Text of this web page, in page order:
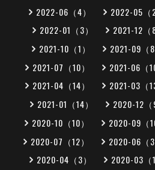
2022-06（4）
2022-05（2
2022-01（3）
2021-12（8
2021-10（1）
2021-09（8
2021-07（10）
2021-06（
2021-04（14）
2021-03（
2021-01（14）
2020-12（
2020-10（10）
2020-09（
2020-07（12）
2020-06（
2020-04（3）
2020-03（1